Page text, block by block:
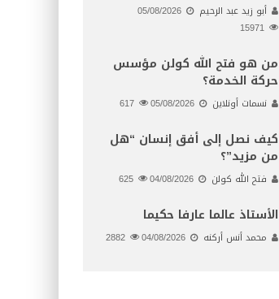
أبو زيد عبد الرحيم
05/08/2026
من هو فتح الله كولن مؤسس
حركة الخدمة؟
نسمات أونلاين 05/08/2026
كيف نصل إلى أفق إنسان “هل
من مزيد”؟
فتح الله كولن 04/08/2026
الأستاذ عالما عارفا حكيما
محمد أنس أركنه 04/08/2026